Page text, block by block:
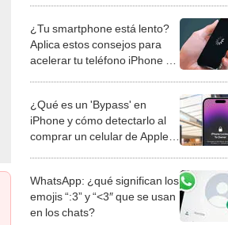
¿Tu smartphone está lento?
Aplica estos consejos para
acelerar tu teléfono iPhone o
¿Qué es un 'Bypass' en
iPhone y cómo detectarlo al
comprar un celular de Apple
WhatsApp: ¿qué significan los
emojis “:3” y “<3″ que se usan
en los chats?